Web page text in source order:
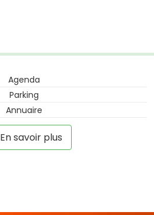
Agenda
Parking
Annuaire
En savoir plus